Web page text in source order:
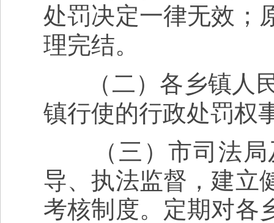
处罚决定一律无效；
理完结。
（二）各乡镇人民
镇行使的行政处罚权
（三）市司法局
导、执法监督，建立
考核制度。定期对各